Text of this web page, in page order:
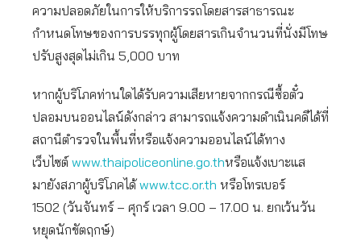
ความปลอดภัยในการให้บริการรถโดยสารสาธารณะ
กำหนดโทษของการบรรทุกผู้โดยสารเกินจำนวนที่นั่งมีโทษ
ปรับสูงสุดไม่เกิน 5,000 บาท
หากผู้บริโภคท่านใดได้รับความเสียหายจากกรณีซื้อตั๋ว
ปลอมบนออนไลน์ดังกล่าว สามารถแจ้งความดำเนินคดีได้ที่
สถานีตำรวจในพื้นที่หรือแจ้งความออนไลน์ได้ทาง
เว็บไซต์www.thaipoliceonline.go.thหรือแจ้งเบาะแส
มายังสภาผู้บริโภคได้www.tcc.or.th หรือโทรเบอร์
1502 (วันจันทร์ – ศุกร์ เวลา 9.00 – 17.00 น. ยกเว้นวัน
หยุดนักขัตฤกษ์)